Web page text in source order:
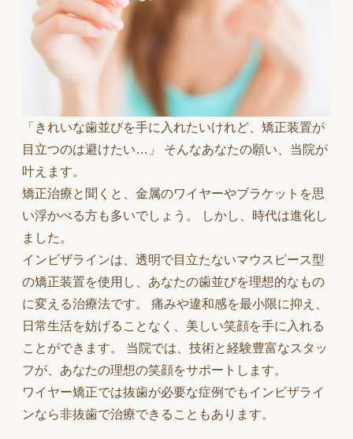
「きれいな歯並びを手に入れたいけれど、矯正装置が
目立つのは避けたい…」 そんなあなたの願い、当院が
叶えます。
矯正治療と聞くと、金属のワイヤーやブラケットを思
い浮かべる方も多いでしょう。 しかし、時代は進化し
ました。
インビザラインは、透明で目立たないマウスピース型
の矯正装置を使用し、あなたの歯並びを理想的なもの
に変える治療法です。 痛みや違和感を最小限に抑え、
日常生活を妨げることなく、美しい笑顔を手に入れる
ことができます。 当院では、技術と経験豊富なスタッ
フが、あなたの理想の笑顔をサポートします。
ワイヤー矯正では抜歯が必要な症例でもインビザライ
ンなら非抜歯で治療できることもあります。